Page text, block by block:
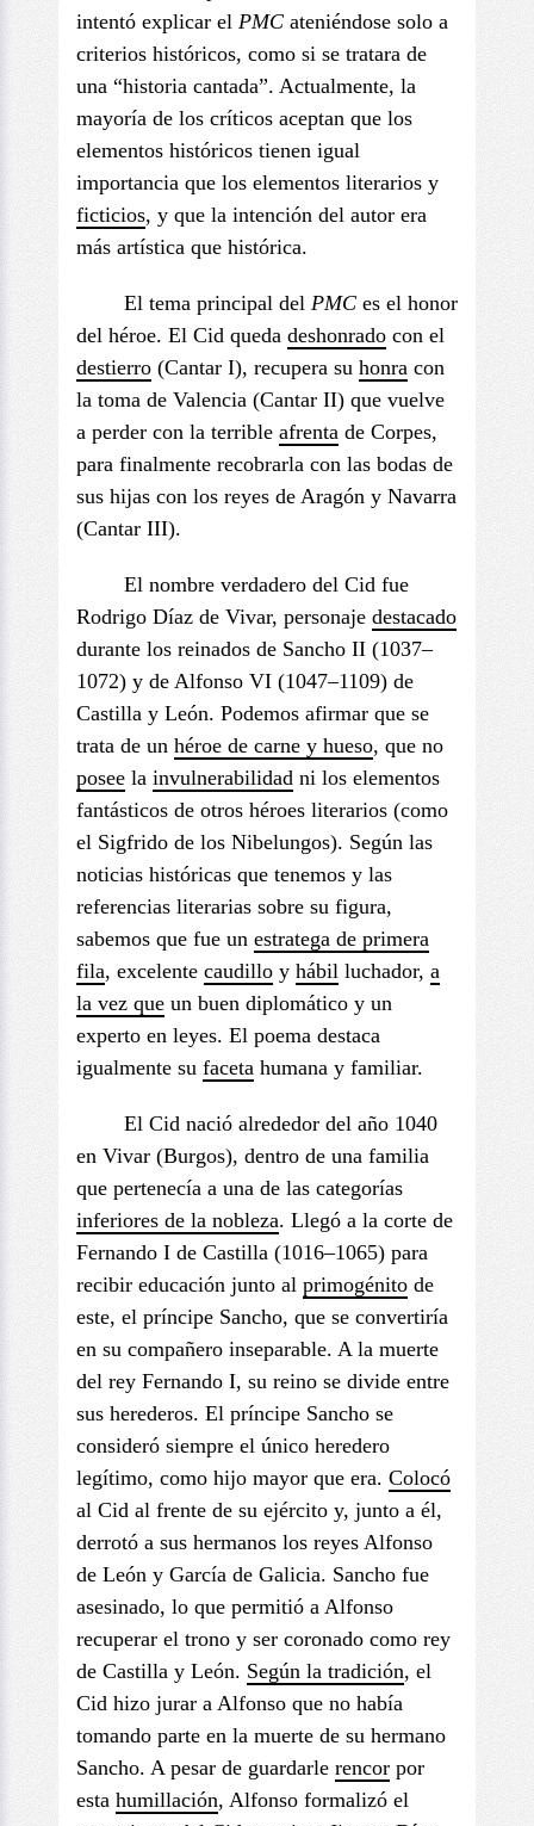
intentó explicar el PMC ateniéndose solo a
criterios históricos, como si se tratara de
una “historia cantada”. Actualmente, la
mayoría de los críticos aceptan que los
elementos históricos tienen igual
importancia que los elementos literarios y
ficticios, y que la intención del autor era
más artística que histórica.
El tema principal del PMC es el honor
del héroe. El Cid queda deshonrado con el
destierro (Cantar I), recupera su honra con
la toma de Valencia (Cantar II) que vuelve
a perder con la terrible afrenta de Corpes,
para finalmente recobrarla con las bodas de
sus hijas con los reyes de Aragón y Navarra
(Cantar III).
El nombre verdadero del Cid fue
Rodrigo Díaz de Vivar, personaje destacado
durante los reinados de Sancho II (1037–
1072) y de Alfonso VI (1047–1109) de
Castilla y León. Podemos afirmar que se
trata de un héroe de carne y hueso, que no
posee la invulnerabilidad ni los elementos
fantásticos de otros héroes literarios (como
el Sigfrido de los Nibelungos). Según las
noticias históricas que tenemos y las
referencias literarias sobre su figura,
sabemos que fue un estratega de primera
fila, excelente caudillo y hábil luchador, a
la vez que un buen diplomático y un
experto en leyes. El poema destaca
igualmente su faceta humana y familiar.
El Cid nació alrededor del año 1040
en Vivar (Burgos), dentro de una familia
que pertenecía a una de las categorías
inferiores de la nobleza. Llegó a la corte de
Fernando I de Castilla (1016–1065) para
recibir educación junto al primogénito de
este, el príncipe Sancho, que se convertiría
en su compañero inseparable. A la muerte
del rey Fernando I, su reino se divide entre
sus herederos. El príncipe Sancho se
consideró siempre el único heredero
legítimo, como hijo mayor que era. Colocó
al Cid al frente de su ejército y, junto a él,
derrotó a sus hermanos los reyes Alfonso
de León y García de Galicia. Sancho fue
asesinado, lo que permitió a Alfonso
recuperar el trono y ser coronado como rey
de Castilla y León. Según la tradición, el
Cid hizo jurar a Alfonso que no había
tomando parte en la muerte de su hermano
Sancho. A pesar de guardarle rencor por
esta humillación, Alfonso formalizó el